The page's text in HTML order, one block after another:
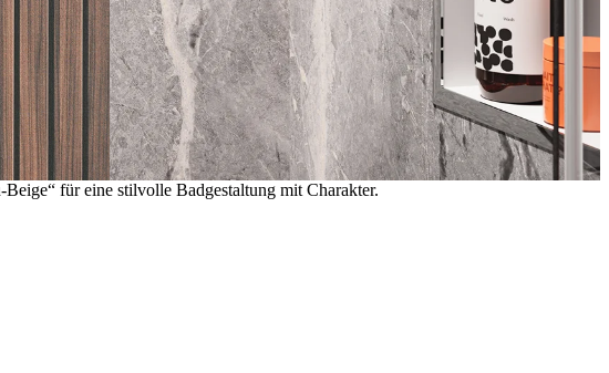
für eine stilvolle Badgestaltung mit Charakter.